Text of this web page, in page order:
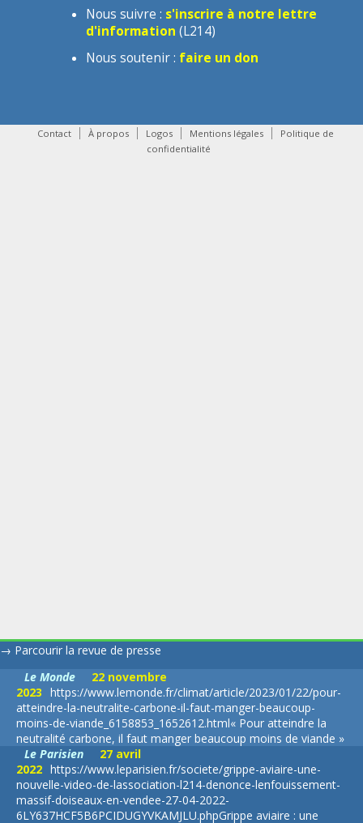
Nous suivre : s'inscrire à notre lettre
d'information (L214)
Nous soutenir : faire un don
Contact À propos Logos Mentions légales
Politique de
confidentialité
→ Parcourir la revue de presse
Le Monde
22 novembre
2023 https://www.lemonde.fr/climat/article/2023/01/22/pour-
atteindre-la-neutralite-carbone-il-faut-manger-beaucoup-
moins-de-viande_6158853_1652612.html« Pour atteindre la
neutralité carbone, il faut manger beaucoup moins de viande »
Le Parisien
27 avril
2022 https://www.leparisien.fr/societe/grippe-aviaire-une-
nouvelle-video-de-lassociation-l214-denonce-lenfouissement-
massif-doiseaux-en-vendee-27-04-2022-
6LY637HCF5B6PCIDUGYVKAMJLU.phpGrippe aviaire : une